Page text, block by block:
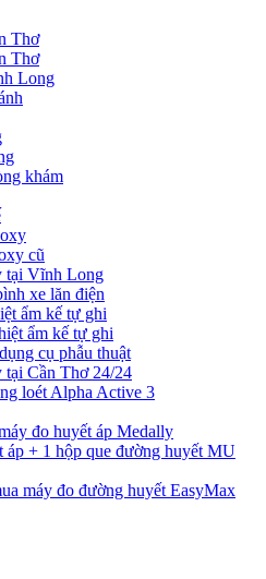
Thơ
Thơ
Long
khám
cũ
tại Vĩnh Long
xe lăn điện
ẩm kế tự ghi
ẩm kế tự ghi
cụ phẫu thuật
tại Cần Thơ 24/24
loét Alpha Active 3
đo huyết áp Medally
áp + 1 hộp que đường huyết MU
máy đo đường huyết EasyMax